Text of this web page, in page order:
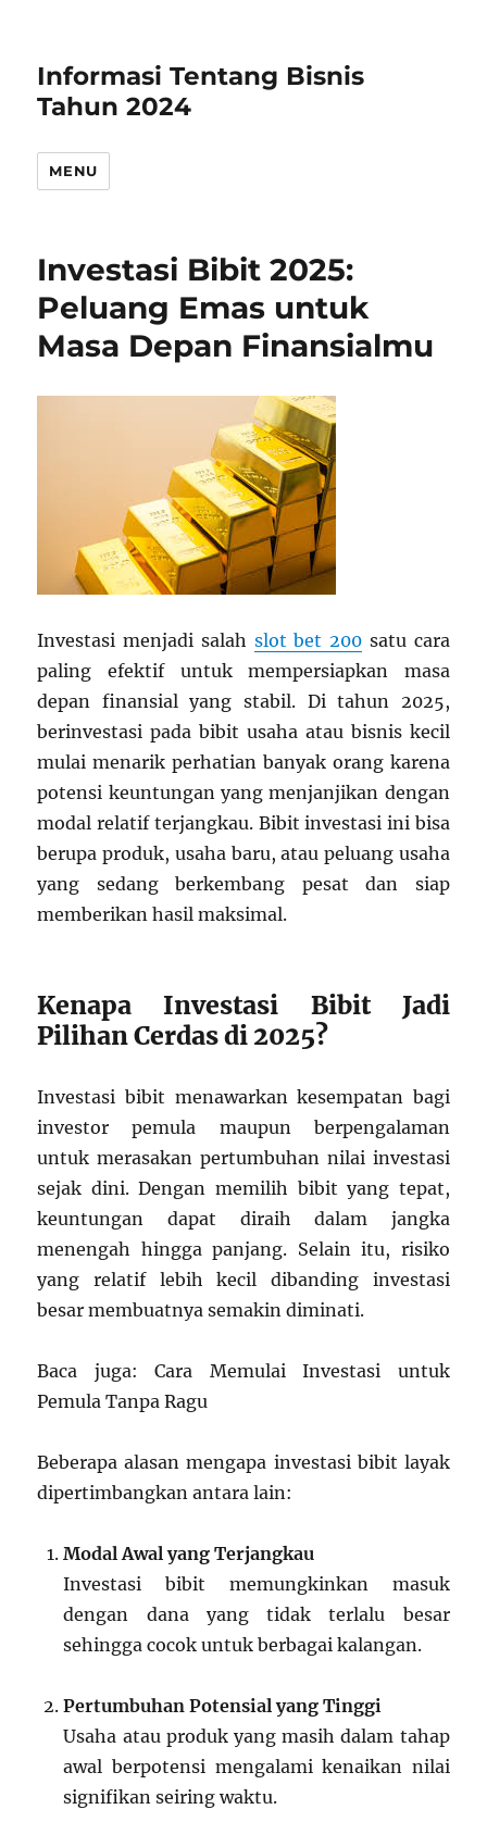
Informasi Tentang Bisnis
Tahun 2024
MENU
Investasi Bibit 2025:
Peluang Emas untuk
Masa Depan Finansialmu
Investasi menjadi salah slot bet 200 satu cara
paling efektif untuk mempersiapkan masa
depan finansial yang stabil. Di tahun 2025,
berinvestasi pada bibit usaha atau bisnis kecil
mulai menarik perhatian banyak orang karena
potensi keuntungan yang menjanjikan dengan
modal relatif terjangkau. Bibit investasi ini bisa
berupa produk, usaha baru, atau peluang usaha
yang sedang berkembang pesat dan siap
memberikan hasil maksimal.
Kenapa Investasi Bibit Jadi
Pilihan Cerdas di 2025?
Investasi bibit menawarkan kesempatan bagi
investor pemula maupun berpengalaman
untuk merasakan pertumbuhan nilai investasi
sejak dini. Dengan memilih bibit yang tepat,
keuntungan dapat diraih dalam jangka
menengah hingga panjang. Selain itu, risiko
yang relatif lebih kecil dibanding investasi
besar membuatnya semakin diminati.
Baca juga: Cara Memulai Investasi untuk
Pemula Tanpa Ragu
Beberapa alasan mengapa investasi bibit layak
dipertimbangkan antara lain:
Modal Awal yang Terjangkau
Investasi bibit memungkinkan masuk
dengan dana yang tidak terlalu besar
sehingga cocok untuk berbagai kalangan.
Pertumbuhan Potensial yang Tinggi
Usaha atau produk yang masih dalam tahap
awal berpotensi mengalami kenaikan nilai
signifikan seiring waktu.